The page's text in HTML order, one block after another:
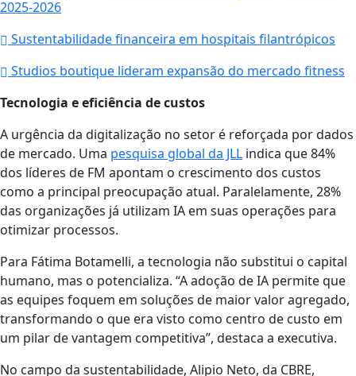
2025-2026
Sustentabilidade financeira em hospitais filantrópicos
Studios boutique lideram expansão do mercado fitness
Tecnologia e eficiência de custos
A urgência da digitalização no setor é reforçada por dados
de mercado. Uma pesquisa global da JLL indica que 84%
dos líderes de FM apontam o crescimento dos custos
como a principal preocupação atual. Paralelamente, 28%
das organizações já utilizam IA em suas operações para
otimizar processos.
Para Fátima Botamelli, a tecnologia não substitui o capital
humano, mas o potencializa. “A adoção de IA permite que
as equipes foquem em soluções de maior valor agregado,
transformando o que era visto como centro de custo em
um pilar de vantagem competitiva”, destaca a executiva.
No campo da sustentabilidade, Alipio Neto, da CBRE,